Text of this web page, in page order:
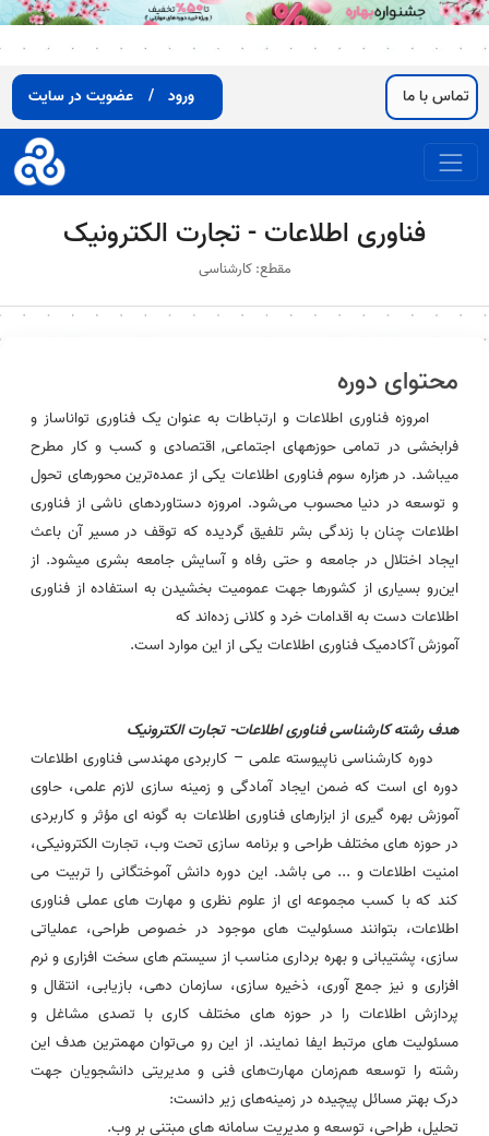
ورود / عضویت در سایت تماس با ما
فناوری اطلاعات - تجارت الکترونیک
مقطع: کارشناسی
محتوای دوره
امروزه فناوری اطلاعات و ارتباطات به عنوان یک فناوری تواناساز و
فرابخشی در تمامی حوزههای اجتماعی, اقتصادی و کسب و کار مطرح
میباشد. در هزاره سوم فناوری اطلاعات یکی از عمده‌ترین محورهای تحول
و توسعه در دنیا محسوب می‌شود. امروزه دستاوردهای ناشی از فناوری
اطلاعات چنان با زندگی بشر تلفیق گردیده که توقف در مسیر آن باعث
ایجاد اختلال در جامعه و حتی رفاه و آسایش جامعه بشری میشود. از
این‌رو بسیاری از کشورها جهت عمومیت بخشیدن به استفاده از فناوری
اطلاعات دست به اقدامات خرد و کلانی زده‌اند که
آموزش آکادمیک فناوری اطلاعات یکی از این موارد است.
هدف رشته کارشناسی فناوری اطلاعات- تجارت الکترونیک
دوره کارشناسی ناپیوسته علمی – کاربردی مهندسی فناوری اطلاعات
دوره ای است که ضمن ایجاد آمادگی و زمینه سازی لازم علمی، حاوی
آموزش بهره گیری از ابزارهای فناوری اطلاعات به گونه ای مؤثر و کاربردی
در حوزه های مختلف طراحی و برنامه سازی تحت وب، تجارت الکترونیکی،
امنیت اطلاعات و ... می باشد. این دوره دانش آموختگانی را تربیت می
کند که با کسب مجموعه ای از علوم نظری و مهارت های عملی فناوری
اطلاعات، بتوانند مسئولیت های موجود در خصوص طراحی، عملیاتی
سازی، پشتیبانی و بهره برداری مناسب از سیستم های سخت افزاری و نرم
افزاری و نیز جمع آوری، ذخیره سازی، سازمان دهی، بازیابی، انتقال و
پردازش اطلاعات را در حوزه های مختلف کاری با تصدی مشاغل و
مسئولیت های مرتبط ایفا نمایند. از این رو می‌توان مهمترین هدف این
رشته را توسعه هم‌زمان مهارت‌های فنی و مدیریتی دانشجویان جهت
درک بهتر مسائل پیچیده در زمینه‌های زیر دانست:
تحلیل، طراحی، توسعه و مدیریت سامانه های مبتنی بر وب.